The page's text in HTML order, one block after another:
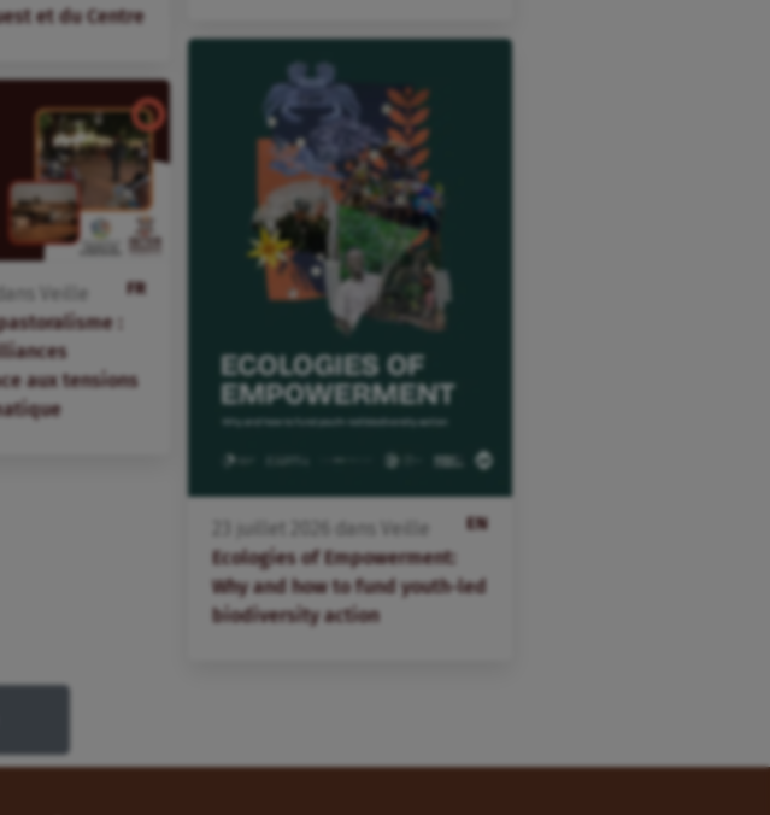
et du Centre
EN
juillet dans
Veille
Ecologies of Empowerment:
Why and how to fund youth-led
biodiversity action
FR
dans
Veille
:
aux tensions